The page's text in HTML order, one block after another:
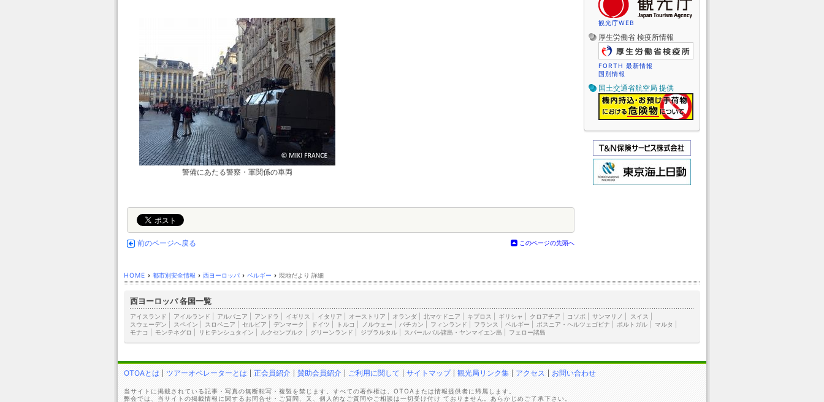
警備にあたる警察・軍関係の車両
前のページへ戻る このページの先頭へ
観光庁WEB
厚生労働省 検疫所情報
FORTH 最新情報
国別情報
国土交通省航空局 提供
HOME › 都市別安全情報 › 西ヨーロッパ › ベルギー › 現地だより 詳細
西ヨーロッパ 各国一覧
アイスランド アイルランド アルバニア アンドラ イギリス イタリア オーストリア オランダ| 北マケドニア キプロス ギリシャ クロアチア コソボ サンマリノ スイス
スウェーデン
スペイン スロベニア セルビア デンマーク ドイツ トルコ ノルウェー バチカン フィンランド フランス ベルギー ボスニア・ヘルツェゴビナ ポルトガル マルタ
モナコ
モンテネグロ リヒテンシュタイン ルクセンブルク グリーンランド ジブラルタル| スバールバル諸島・ヤンマイエン島 フェロー諸島
OTOAとは ツアーオペレーターとは 正会員紹介 賛助会員紹介 ご利用に関して サイトマップ 観光局リンク集 アクセス お問い合わせ
当サイトに掲載されている記事・写真の無断転写・複製を禁じます。すべての著作権は、OTOAまたは情報提供者に帰属します。
弊会では、当サイトの掲載情報に関するお問合せ・ご質問、又、個人的なご質問やご相談は一切受け付け ておりません。あらかじめご了承下さい。